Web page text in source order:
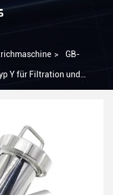
> GB-
Y für Filtration und